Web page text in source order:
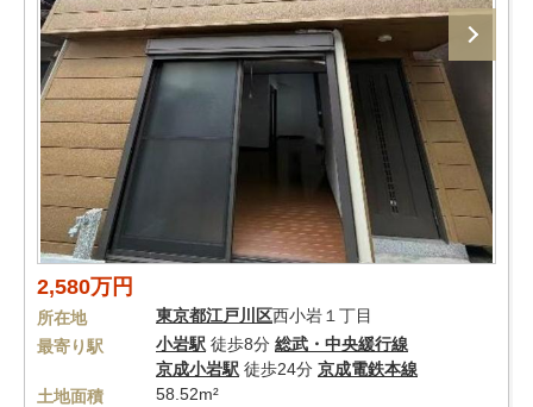
2,580万円
所在地 東京都江戸川区西小岩１丁目
最寄り駅
小岩駅 徒歩8分 総武・中央緩行線
京成小岩駅 徒歩24分 京成電鉄本線
土地面積
58.52m²